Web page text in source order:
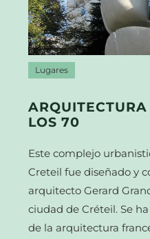
Lugares
LOS 70
Este complejo
Creteil fue diseñado y
arquitecto Gerard
ciudad de Créteil. Se
de la arquitectura